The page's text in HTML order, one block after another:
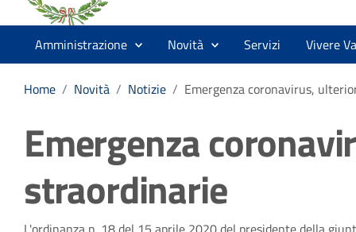
Amministrazione Novità Servizi Vivere
Home / Novità / Notizie / Emergenza coronavirus,
Emergenza
straordinarie